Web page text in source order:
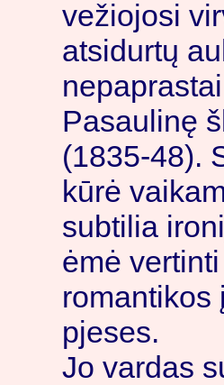
vežiojosi
atsidurtų
Pasaulinę
(1835-48).
kūrė
subtilia
ėmė
romantikos
pjeses.
Jo vardas